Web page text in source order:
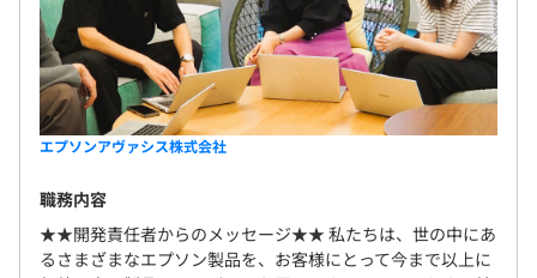
エプソンアヴァシス株式会社
職務内容
★★開発責任者からのメッセージ★★ 私たちは、世の中にあ
るさまざまなエプソン製品を、お客様にとって今まで以上に